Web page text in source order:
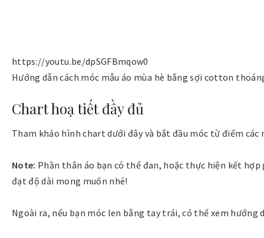
https://youtu.be/dpSGFBmqow0
Hướng dẫn cách móc mẫu áo mùa hè bằng sợi cotton
Chart hoạ tiết đầy đủ
Tham khảo hình chart dưới đây và bắt đầu móc từ điểm
Note: Phần thân áo bạn có thể đan, hoặc thực hiện kết
đạt độ dài mong muốn nhé!
Ngoài ra, nếu bạn móc len bằng tay trái, có thể xem hướng